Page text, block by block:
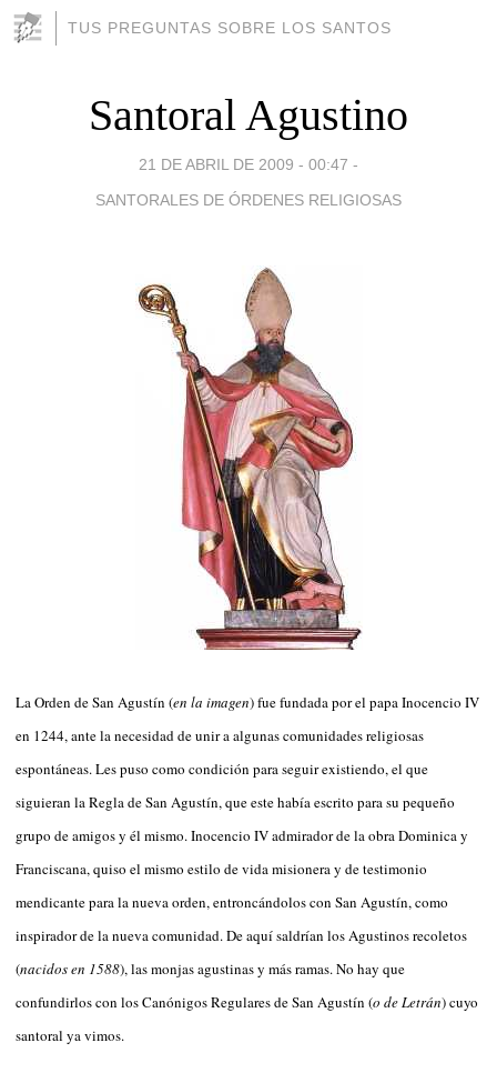
TUS PREGUNTAS SOBRE LOS SANTOS
Santoral Agustino
21 DE ABRIL DE 2009 - 00:47 -
SANTORALES DE ÓRDENES RELIGIOSAS
La Orden de San Agustín (en la imagen) fue fundada por el papa Inocencio IV
en 1244, ante la necesidad de unir a algunas comunidades religiosas
espontáneas. Les puso como condición para seguir existiendo, el que
siguieran la Regla de San Agustín, que este había escrito para su pequeño
grupo de amigos y él mismo. Inocencio IV admirador de la obra Dominica y
Franciscana, quiso el mismo estilo de vida misionera y de testimonio
mendicante para la nueva orden, entroncándolos con San Agustín, como
inspirador de la nueva comunidad. De aquí saldrían los Agustinos recoletos
(nacidos en 1588), las monjas agustinas y más ramas. No hay que
confundirlos con los Canónigos Regulares de San Agustín (o de Letrán) cuyo
santoral ya vimos.